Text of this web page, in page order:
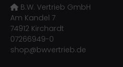
B.W. Vertrieb GmbH
Am Kandel 7
74912 Kirchardt
07266949-0
shop@bwvertrieb.de